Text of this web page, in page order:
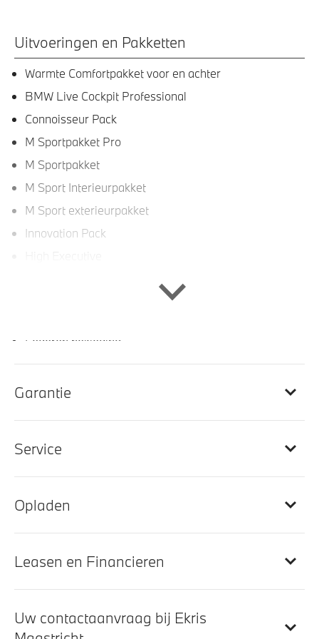
Uitvoeringen en Pakketten
Warmte Comfortpakket voor en achter
BMW Live Cockpit Professional
Connoisseur Pack
M Sportpakket Pro
M Sportpakket
M Sport Interieurpakket
M Sport exterieurpakket
Innovation Pack
Lederen bekleding
Comfortstoelen voor
Multifunctionele voorstoelen
Doorlaadopening
M Hemelbekleding in Anthrazit uitgevoerd
Interieurlijsten edelhoutuitvoering Spiegeleiche
Grau-metallic hoogglans
Entertainment en communicatie
BMW IconicSounds Electric
Garantie
Service
Opladen
Leasen en Financieren
Uw contactaanvraag bij Ekris